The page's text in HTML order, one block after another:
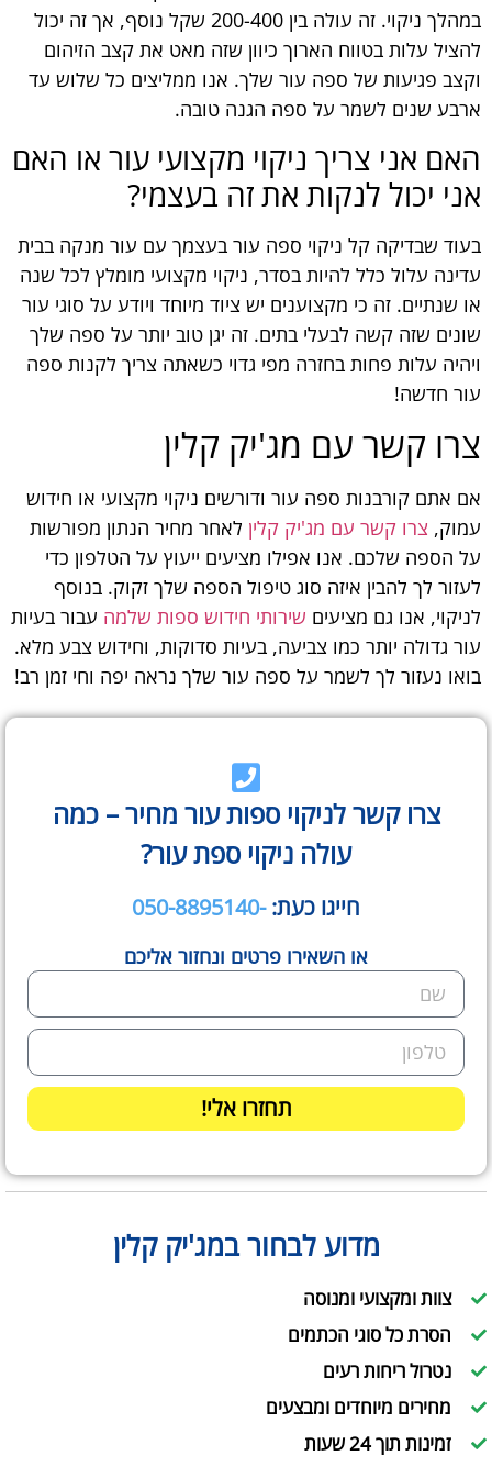
במהלך ניקוי. זה עולה בין 200-400 שקל נוסף, אך זה יכול
להציל עלות בטווח הארוך כיוון שזה מאט את קצב הזיהום
וקצב פגיעות של ספה עור שלך. אנו ממליצים כל שלוש עד
ארבע שנים לשמר על ספה הגנה טובה.
האם אני צריך ניקוי מקצועי עור או האם
אני יכול לנקות את זה בעצמי?
בעוד שבדיקה קל ניקוי ספה עור בעצמך עם עור מנקה בבית
עדינה עלול כלל להיות בסדר, ניקוי מקצועי מומלץ לכל שנה
או שנתיים. זה כי מקצוענים יש ציוד מיוחד ויודע על סוגי עור
שונים שזה קשה לבעלי בתים. זה יגן טוב יותר על ספה שלך
ויהיה עלות פחות בחזרה מפי גדוי כשאתה צריך לקנות ספה
עור חדשה!
צרו קשר עם מג'יק קלין
אם אתם קורבנות ספה עור ודורשים ניקוי מקצועי או חידוש
עמוק, צרו קשר עם מג'יק קליןלאחר מחיר הנתון מפורשות
על הספה שלכם. אנו אפילו מציעים ייעוץ על הטלפון כדי
לעזור לך להבין איזה סוג טיפול הספה שלך זקוק. בנוסף
לניקוי, אנו גם מציעים שירותי חידוש ספות שלמהעבור בעיות
עור גדולה יותר כמו צביעה, בעיות סדוקות, וחידוש צבע מלא.
בואו נעזור לך לשמר על ספה עור שלך נראה יפה וחי זמן רב!
צרו קשר לניקוי ספות עור מחיר – כמה
עולה ניקוי ספת עור?
חייגו כעת:-050-8895140
או השאירו פרטים ונחזור אליכם
תחזרו אלי!
מדוע לבחור במג'יק קלין
צוות ומקצועי ומנוסה
הסרת כל סוגי הכתמים
נטרול ריחות רעים
מחירים מיוחדים ומבצעים
זמינות תוך 24 שעות